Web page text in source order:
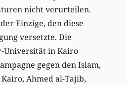
nicht verurteilen.
Einzige, den diese
versetzte. Die
Universität in Kairo
gegen den Islam,
Ahmed al-Tajib,